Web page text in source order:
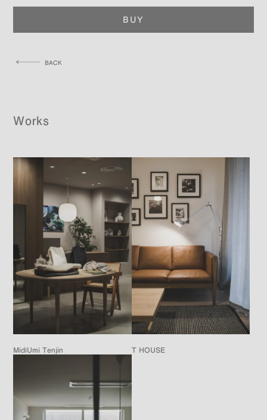
BUY
BACK
Works
MidiUmi Tenjin T HOUSE